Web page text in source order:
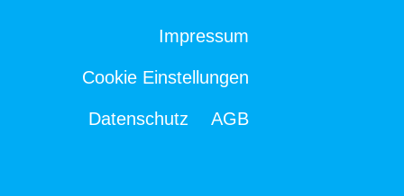
Impressum
Cookie Einstellungen
Datenschutz AGB